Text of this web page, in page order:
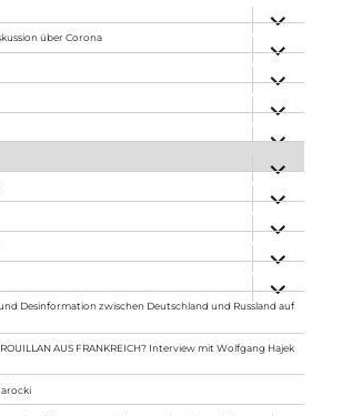
anzeigen
über Corona
anzeigen
anzeigen
anzeigen
anzeigen
anzeigen
anzeigen
anzeigen
anzeigen
Desinformation zwischen Deutschland und Russland auf
ROUILLAN AUS FRANKREICH? Interview mit Wolfgang Hajek